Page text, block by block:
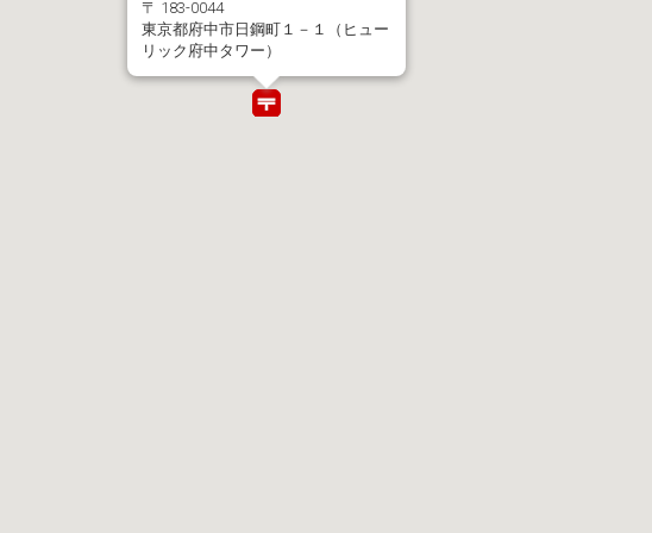
〒 183-0044
東京都府中市日鋼町１－１（ヒュー
リック府中タワー）